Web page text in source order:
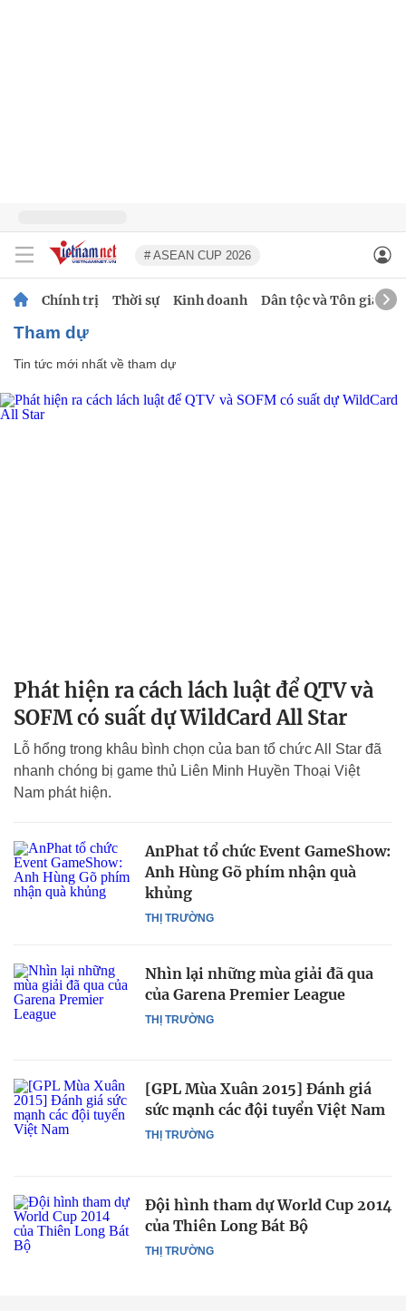
# ASEAN CUP 2026
Chính trị Thời sự Kinh doanh Dân tộc và Tôn giáo
tham dự
Tin tức mới nhất về tham dự
Phát hiện ra cách lách luật để QTV và
SOFM có suất dự WildCard All Star
Lỗ hổng trong khâu bình chọn của ban tổ chức All Star đã
nhanh chóng bị game thủ Liên Minh Huyền Thoại Việt
Nam phát hiện.
THỊ TRƯỜNG
AnPhat tổ chức Event GameShow:
Anh Hùng Gõ phím nhận quà
khủng
THỊ TRƯỜNG
Nhìn lại những mùa giải đã qua
của Garena Premier League
THỊ TRƯỜNG
[GPL Mùa Xuân 2015] Đánh giá
sức mạnh các đội tuyển Việt Nam
THỊ TRƯỜNG
Đội hình tham dự World Cup 2014
của Thiên Long Bát Bộ